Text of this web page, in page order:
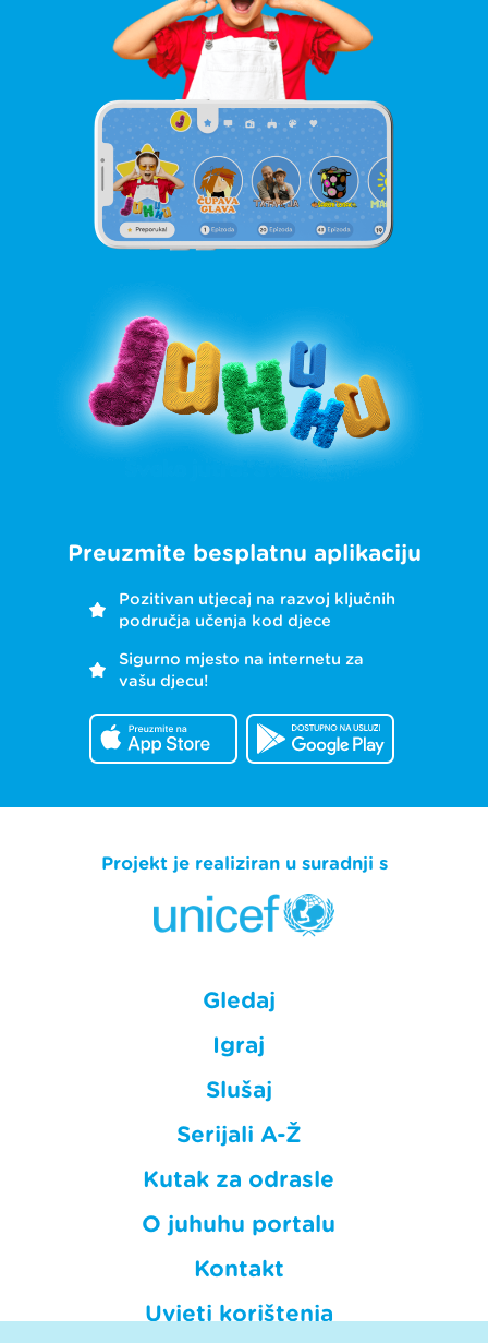
Preuzmite besplatnu aplikaciju
Pozitivan utjecaj na razvoj ključnih
područja učenja kod djece
Sigurno mjesto na internetu za
vašu djecu!
Projekt je realiziran u suradnji s
Gledaj
Igraj
Slušaj
Serijali A-Ž
Kutak za odrasle
O juhuhu portalu
Kontakt
Uvjeti korištenja